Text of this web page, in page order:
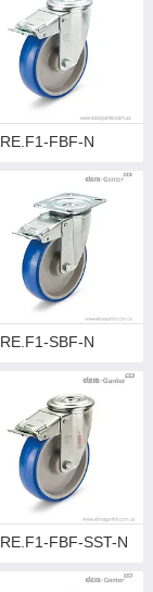
RE.F1-FBF-N
RE.F1-SBF-N
RE.F1-FBF-SST-N